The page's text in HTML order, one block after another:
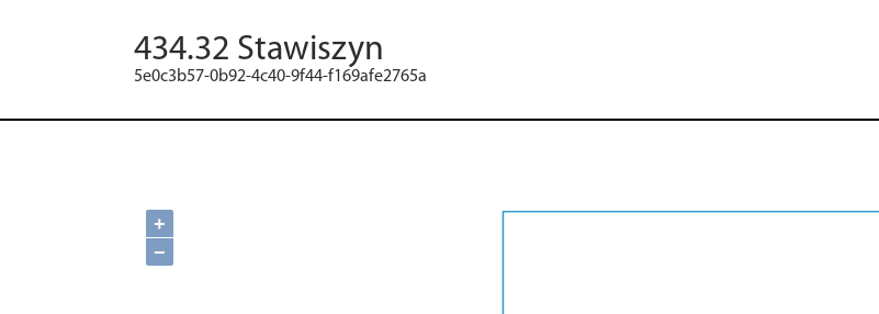
434.32 Stawiszyn
5e0c3b57-0b92-4c40-9f44-f169afe2765a
+
−